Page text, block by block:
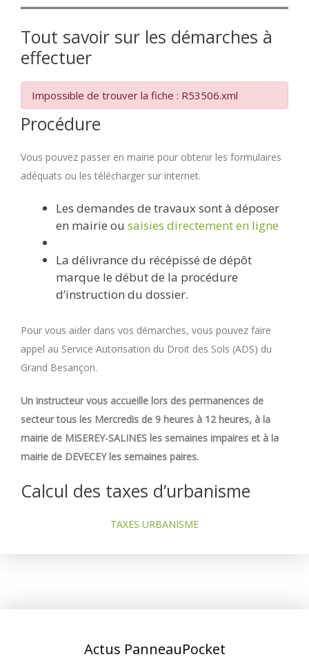
Tout savoir sur les démarches à
effectuer
Impossible de trouver la fiche : R53506.xml
Procédure
Vous pouvez passer en mairie pour obtenir les formulaires
adéquats ou les télécharger sur internet.
Les demandes de travaux sont à déposer
en mairie ou saisies directement en ligne
La délivrance du récépissé de dépôt
marque le début de la procédure
d’instruction du dossier.
Pour vous aider dans vos démarches, vous pouvez faire
appel au Service Autorisation du Droit des Sols (ADS) du
Grand Besançon.
Un instructeur vous accueille lors des permanences de
secteur tous les Mercredis de 9 heures à 12 heures, à la
mairie de MISEREY-SALINES les semaines impaires et à la
mairie de DEVECEY les semaines paires.
Calcul des taxes d’urbanisme
TAXES URBANISME
Actus PanneauPocket